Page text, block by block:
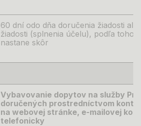
60 dní odo dňa doručenia žiadosti
žiadosti (splnenia účelu), podľa
nastane skôr
Vybavovanie dopytov na služby
doručených prostredníctvom
na webovej stránke, e-mailovej
telefonicky